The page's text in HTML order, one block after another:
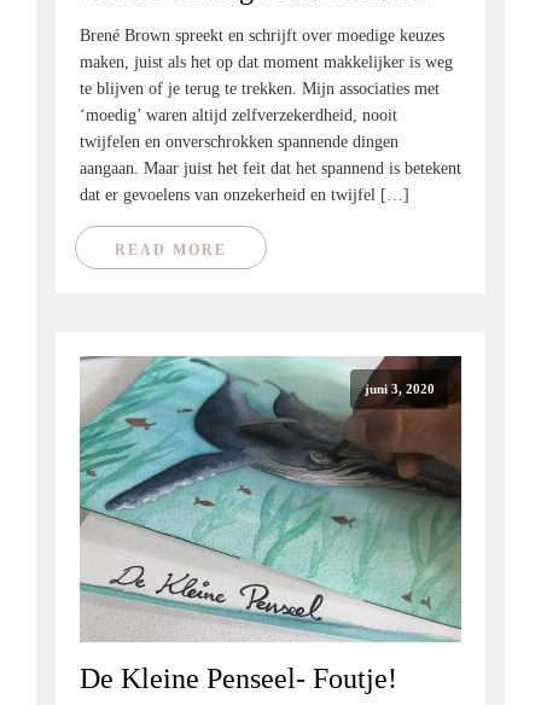
Brené Brown spreekt en schrijft over moedige keuzes
maken, juist als het op dat moment makkelijker is weg
te blijven of je terug te trekken. Mijn associaties met
‘moedig’ waren altijd zelfverzekerdheid, nooit
twijfelen en onverschrokken spannende dingen
aangaan. Maar juist het feit dat het spannend is betekent
dat er gevoelens van onzekerheid en twijfel […]
READ MORE
juni 3, 2020
De Kleine Penseel- Foutje!